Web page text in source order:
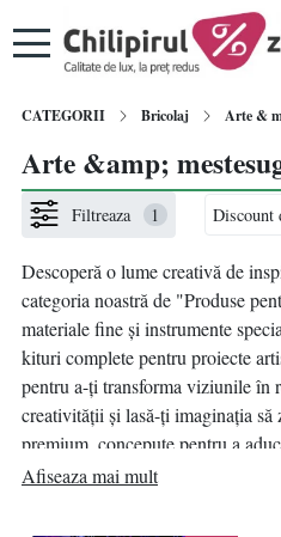
CATEGORII Bricolaj Arte &
Arte &amp;
Filtreaza 1
Descoperă o lume creativă de
categoria noastră de "Produse
materiale fine și instrumente
kituri complete pentru proiecte
pentru a-ți transforma viziunile în
creativității și lasă-ți imaginația să
premium, concepute pentru a
Afiseaza mai mult